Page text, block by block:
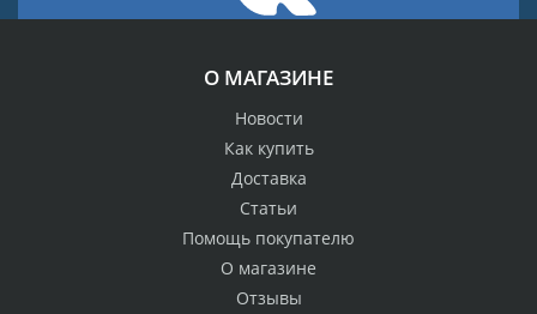
О МАГАЗИНЕ
Новости
Как купить
Доставка
Статьи
Помощь покупателю
О магазине
Отзывы